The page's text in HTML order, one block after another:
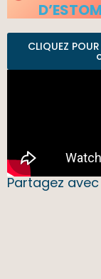
CLIQUEZ
Partagez